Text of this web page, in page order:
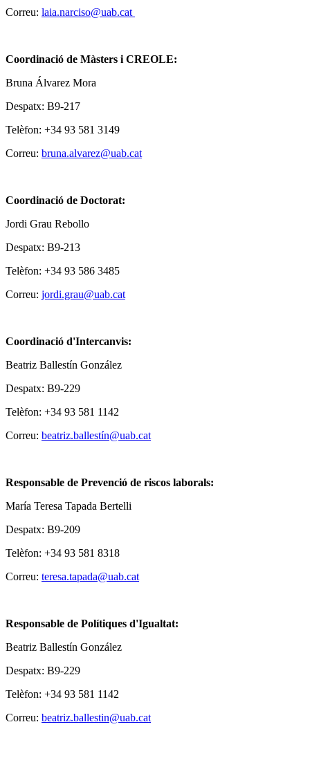
Correu: laia.narciso@uab.cat
Coordinació de Màsters i CREOLE:
Bruna Álvarez Mora
Despatx: B9-217
Telèfon: +34 93 581 3149
Correu: bruna.alvarez@uab.cat
Coordinació de Doctorat:
Jordi Grau Rebollo
Despatx: B9-213
Telèfon: +34 93 586 3485
Correu: jordi.grau@uab.cat
Coordinació d'Intercanvis:
Beatriz Ballestín González
Despatx: B9-229
Telèfon: +34 93 581 1142
Correu: beatriz.ballestín@uab.cat
Responsable de Prevenció de riscos laborals:
María Teresa Tapada Bertelli
Despatx: B9-209
Telèfon: +34 93 581 8318
Correu: teresa.tapada@uab.cat
Responsable de Polítiques d'Igualtat:
Beatriz Ballestín González
Despatx: B9-229
Telèfon: +34 93 581 1142
Correu: beatriz.ballestin@uab.cat